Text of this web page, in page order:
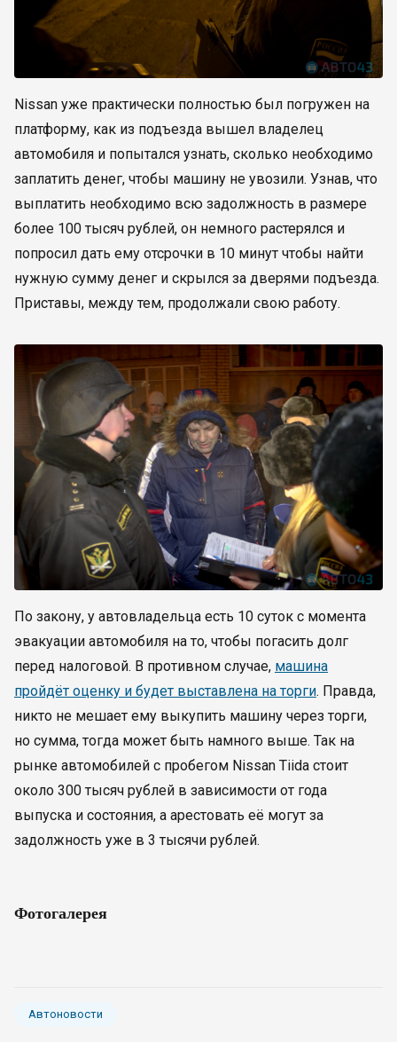
Nissan уже практически полностью был погружен на
платформу, как из подъезда вышел владелец
автомобиля и попытался узнать, сколько необходимо
заплатить денег, чтобы машину не увозили. Узнав, что
выплатить необходимо всю задолжность в размере
более 100 тысяч рублей, он немного растерялся и
попросил дать ему отсрочки в 10 минут чтобы найти
нужную сумму денег и скрылся за дверями подъезда.
Приставы, между тем, продолжали свою работу.
По закону, у автовладельца есть 10 суток с момента
эвакуации автомобиля на то, чтобы погасить долг
перед налоговой. В противном случае, машина
пройдёт оценку и будет выставлена на торги. Правда,
никто не мешает ему выкупить машину через торги,
но сумма, тогда может быть намного выше. Так на
рынке автомобилей с пробегом Nissan Tiida стоит
около 300 тысяч рублей в зависимости от года
выпуска и состояния, а арестовать её могут за
задолжность уже в 3 тысячи рублей.
Фотогалерея
Автоновости